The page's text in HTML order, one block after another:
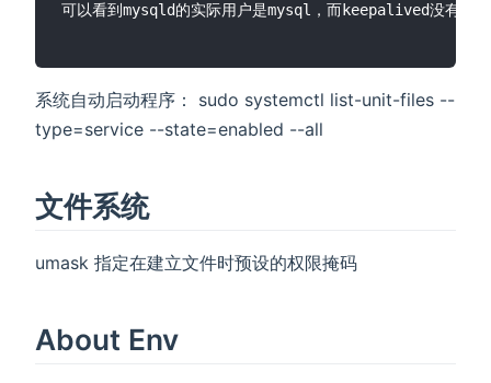
可以看到mysqld的实际用户是mysql，而keepalived没有
系统自动启动程序： sudo systemctl list-unit-files --
type=service --state=enabled --all
文件系统
umask 指定在建立文件时预设的权限掩码
About Env